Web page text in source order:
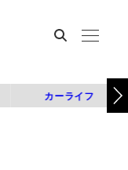
カーライフ